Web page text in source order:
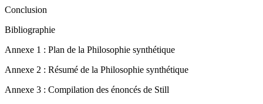
Conclusion
Bibliographie
Annexe 1 : Plan de la Philosophie synthétique
Annexe 2 : Résumé de la Philosophie synthétique
Annexe 3 : Compilation des énoncés de Still